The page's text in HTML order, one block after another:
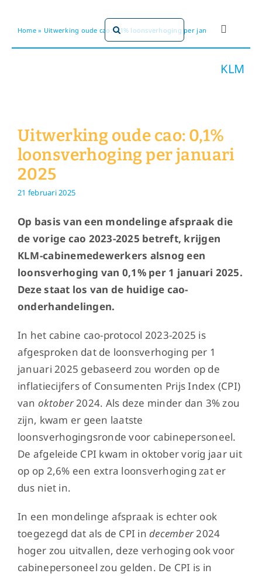
naar
Toggle
Dossiers
Word lid!
Zoeken
naar:
Home » Uitwerking oude cao: 0,1% loonsverhoging per januari 2025
KLM
Uitwerking oude cao: 0,1%
loonsverhoging per januari
2025
21 februari 2025
Op basis van een mondelinge afspraak die
de vorige cao 2023-2025 betreft, krijgen
KLM-cabinemedewerkers alsnog een
loonsverhoging van 0,1% per 1 januari 2025.
Deze staat los van de huidige cao-
onderhandelingen.
In het cabine cao-protocol 2023-2025 is
afgesproken dat de loonsverhoging per 1
januari 2025 gebaseerd zou worden op de
inflatiecijfers of Consumenten Prijs Index (CPI)
vanoktober2024. Als deze minder dan 3% zou
zijn, kwam er geen laatste
loonsverhogingsronde voor cabinepersoneel.
De afgeleide CPI kwam in oktober vorig jaar uit
op op 2,6% een extra loonsverhoging zat er
dus niet in.
In een mondelinge afspraak is echter ook
toegezegd dat als de CPI indecember2024
hoger zou uitvallen, deze verhoging ook voor
cabinepersoneel zou gelden. De CPI is in